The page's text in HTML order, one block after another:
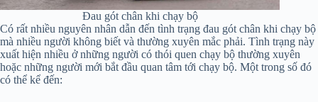
Đau gót chân khi chạy bộ
Có rất nhiều nguyên nhân dẫn đến tình trạng đau gót chân khi chạy bộ
mà nhiều người không biết và thường xuyên mắc phải. Tình trạng này
xuất hiện nhiều ở những người có thói quen chạy bộ thường xuyên
hoặc những người mới bắt đầu quan tâm tới chạy bộ. Một trong số đó
có thể kể đến: